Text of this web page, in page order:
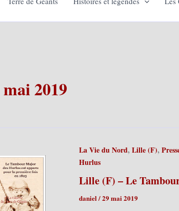
2019
La Vie du Nord,Lille (F),
Hurlus
Lille (F) – Le
daniel/29 mai 2019